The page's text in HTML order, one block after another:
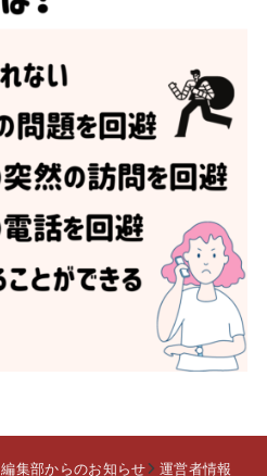
編集部からのお知らせ 運営者情報